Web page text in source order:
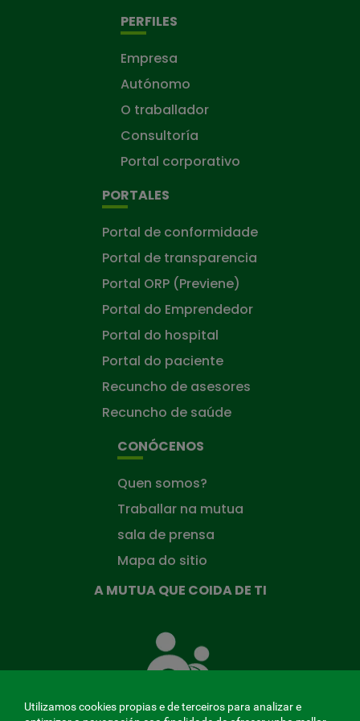
PERFILES
Empresa
Autónomo
O traballador
Consultoría
Portal corporativo
PORTALES
Portal de conformidade
Portal de transparencia
Portal ORP (Previene)
Portal do Emprendedor
Portal do hospital
Portal do paciente
Recuncho de asesores
Recuncho de saúde
CONÓCENOS
Quen somos?
Traballar na mutua
sala de prensa
Mapa do sitio
A MUTUA QUE COIDA DE TI
Mutua
que
Utilizamos cookies propias e de terceiros para analizar e